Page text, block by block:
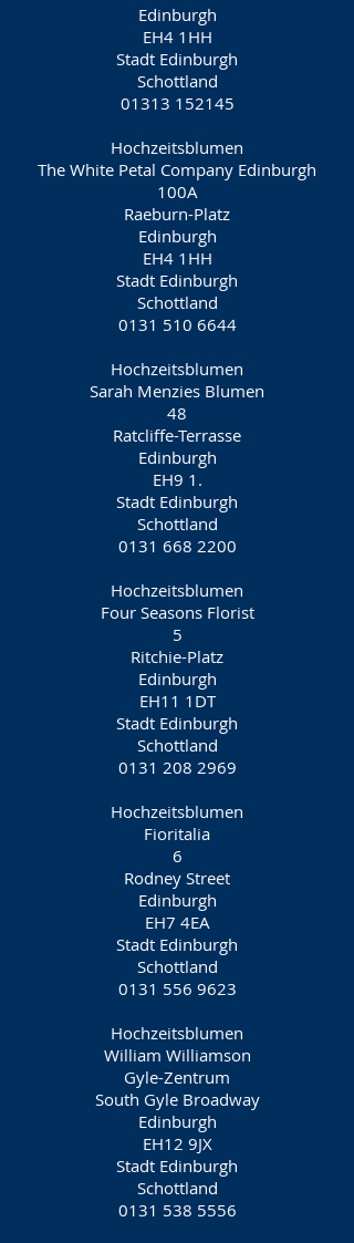
Edinburgh
EH4 1HH
Stadt Edinburgh
Schottland
01313 152145
Hochzeitsblumen
The White Petal Company Edinburgh
100A
Raeburn-Platz
Edinburgh
EH4 1HH
Stadt Edinburgh
Schottland
0131 510 6644
Hochzeitsblumen
Sarah Menzies Blumen
48
Ratcliffe-Terrasse
Edinburgh
EH9 1.
Stadt Edinburgh
Schottland
0131 668 2200
Hochzeitsblumen
Four Seasons Florist
5
Ritchie-Platz
Edinburgh
EH11 1DT
Stadt Edinburgh
Schottland
0131 208 2969
Hochzeitsblumen
Fioritalia
6
Rodney Street
Edinburgh
EH7 4EA
Stadt Edinburgh
Schottland
0131 556 9623
Hochzeitsblumen
William Williamson
Gyle-Zentrum
South Gyle Broadway
Edinburgh
EH12 9JX
Stadt Edinburgh
Schottland
0131 538 5556